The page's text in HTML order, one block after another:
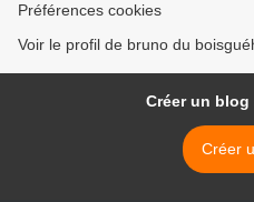
Préférences cookies
Voir le profil de bruno du
Créer un
Créer